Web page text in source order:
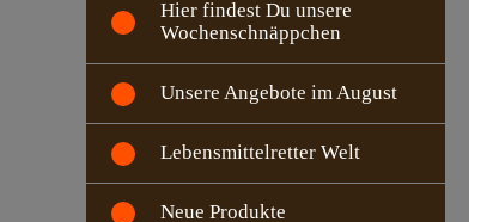
Hier findest Du unsere
Wochenschnäppchen
Unsere Angebote im August
Lebensmittelretter Welt
Neue Produkte